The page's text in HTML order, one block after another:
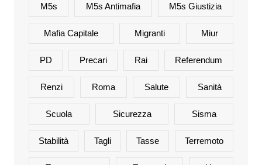
M5s M5s Antimafia M5s Giustizia
Mafia Capitale Migranti Miur
PD Precari Rai Referendum
Renzi Roma Salute Sanità
Scuola Sicurezza Sisma
Stabilità Tagli Tasse Terremoto